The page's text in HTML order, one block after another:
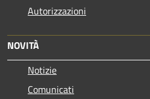
Autorizzazioni
NOVITÀ
Notizie
Comunicati